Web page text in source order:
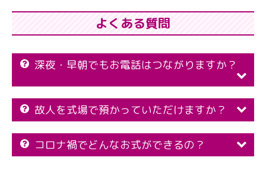
よくある質問
深夜・早朝でもお電話はつながりますか？
故人を式場で預かっていただけますか？
コロナ禍でどんなお式ができるの？